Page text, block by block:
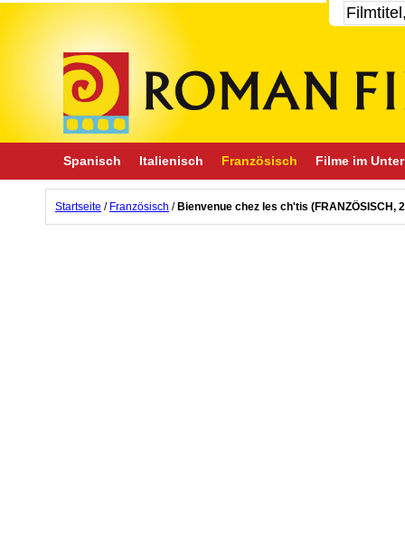
Spanisch Italienisch Französisch Filme im
Startseite / Französisch / Bienvenue chez les ch'tis (FRANZÖSISCH,